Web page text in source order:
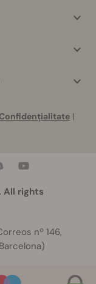
Confidențialitate |
All rights
nº 146,